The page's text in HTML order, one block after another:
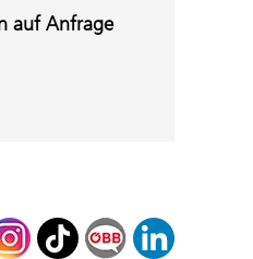
auf Anfrage
Instagram
TikTok ÖBB Corporate
LinkedIn